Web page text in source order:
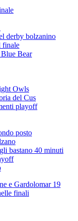
derby bolzanino
finale
Bear
Owls
del Cus
playoff
posto
bastano 40 minuti
e Gardolomar 19
finali